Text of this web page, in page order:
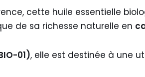
cette huile essentielle
de sa richesse naturelle en
01), elle est destinée à une